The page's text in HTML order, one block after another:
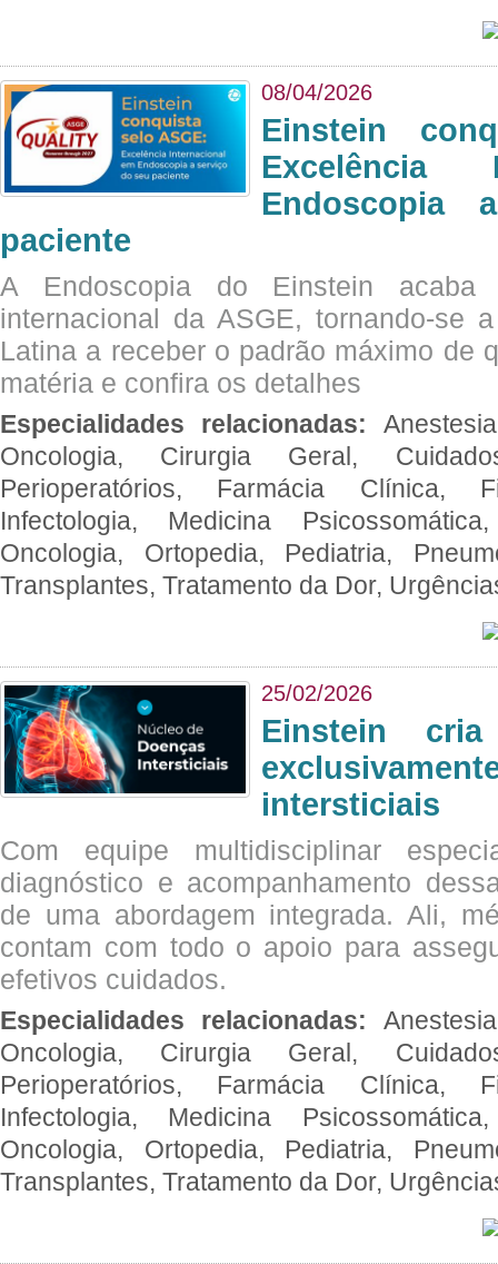
08/04/2026
Einstein
Excelência
Endoscopia
paciente
A Endoscopia do Einstein
internacional da ASGE, tornando-se
Latina a receber o padrão máximo de
matéria e confira os detalhes
Especialidades relacionadas:
Oncologia, Cirurgia Geral,
Perioperatórios, Farmácia Clínica,
Infectologia, Medicina
Oncologia, Ortopedia, Pediatria,
Transplantes, Tratamento da Dor,
25/02/2026
Einstein
intersticiais
Com equipe multidisciplinar
diagnóstico e acompanhamento
de uma abordagem integrada. Ali,
contam com todo o apoio para
efetivos cuidados.
Especialidades relacionadas:
Oncologia, Cirurgia Geral,
Perioperatórios, Farmácia Clínica,
Infectologia, Medicina
Oncologia, Ortopedia, Pediatria,
Transplantes, Tratamento da Dor,